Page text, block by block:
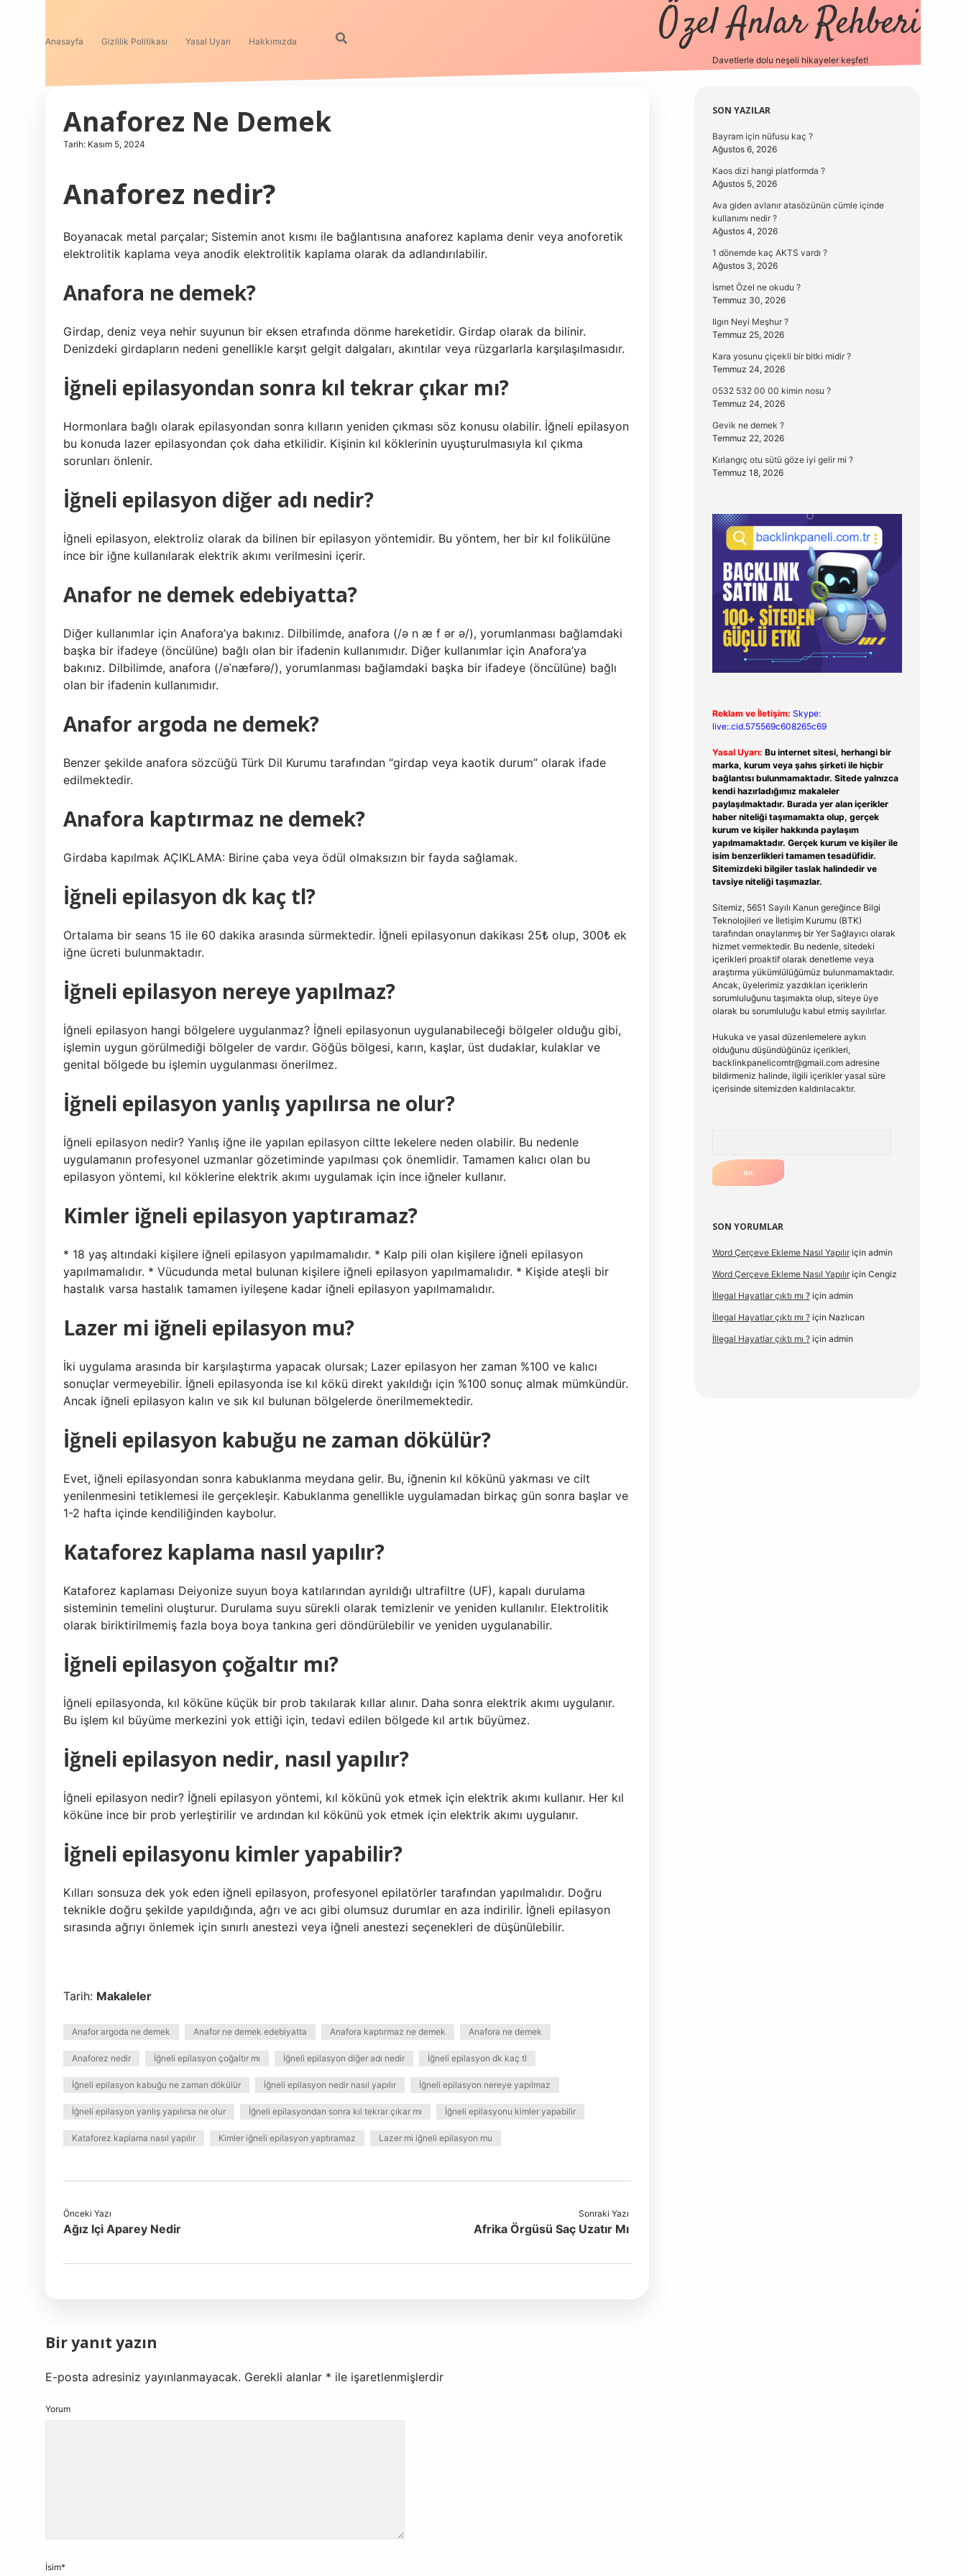
Anasayfa Gizlilik Politikası Yasal Uyarı Hakkımızda Özel Anlar Rehberi
Davetlerle dolu neşeli hikayeler keşfet!
Anaforez Ne Demek
Tarih: Kasım 5, 2024
Anaforez nedir?
Boyanacak metal parçalar; Sistemin anot kısmı ile bağlantısına anaforez kaplama denir veya anoforetik
elektrolitik kaplama veya anodik elektrolitik kaplama olarak da adlandırılabilir.
Anafora ne demek?
Girdap, deniz veya nehir suyunun bir eksen etrafında dönme hareketidir. Girdap olarak da bilinir.
Denizdeki girdapların nedeni genellikle karşıt gelgit dalgaları, akıntılar veya rüzgarlarla karşılaşılmasıdır.
İğneli epilasyondan sonra kıl tekrar çıkar mı?
Hormonlara bağlı olarak epilasyondan sonra kılların yeniden çıkması söz konusu olabilir. İğneli epilasyon
bu konuda lazer epilasyondan çok daha etkilidir. Kişinin kıl köklerinin uyuşturulmasıyla kıl çıkma
sorunları önlenir.
İğneli epilasyon diğer adı nedir?
İğneli epilasyon, elektroliz olarak da bilinen bir epilasyon yöntemidir. Bu yöntem, her bir kıl folikülüne
ince bir iğne kullanılarak elektrik akımı verilmesini içerir.
Anafor ne demek edebiyatta?
Diğer kullanımlar için Anafora’ya bakınız. Dilbilimde, anafora (/ə n æ f ər ə/), yorumlanması bağlamdaki
başka bir ifadeye (öncülüne) bağlı olan bir ifadenin kullanımıdır. Diğer kullanımlar için Anafora’ya
bakınız. Dilbilimde, anafora (/əˈnæfərə/), yorumlanması bağlamdaki başka bir ifadeye (öncülüne) bağlı
olan bir ifadenin kullanımıdır.
Anafor argoda ne demek?
Benzer şekilde anafora sözcüğü Türk Dil Kurumu tarafından “girdap veya kaotik durum” olarak ifade
edilmektedir.
Anafora kaptırmaz ne demek?
Girdaba kapılmak AÇIKLAMA: Birine çaba veya ödül olmaksızın bir fayda sağlamak.
İğneli epilasyon dk kaç tl?
Ortalama bir seans 15 ile 60 dakika arasında sürmektedir. İğneli epilasyonun dakikası 25₺ olup, 300₺ ek
iğne ücreti bulunmaktadır.
İğneli epilasyon nereye yapılmaz?
İğneli epilasyon hangi bölgelere uygulanmaz? İğneli epilasyonun uygulanabileceği bölgeler olduğu gibi,
işlemin uygun görülmediği bölgeler de vardır. Göğüs bölgesi, karın, kaşlar, üst dudaklar, kulaklar ve
genital bölgede bu işlemin uygulanması önerilmez.
İğneli epilasyon yanlış yapılırsa ne olur?
İğneli epilasyon nedir? Yanlış iğne ile yapılan epilasyon ciltte lekelere neden olabilir. Bu nedenle
uygulamanın profesyonel uzmanlar gözetiminde yapılması çok önemlidir. Tamamen kalıcı olan bu
epilasyon yöntemi, kıl köklerine elektrik akımı uygulamak için ince iğneler kullanır.
Kimler iğneli epilasyon yaptıramaz?
* 18 yaş altındaki kişilere iğneli epilasyon yapılmamalıdır. * Kalp pili olan kişilere iğneli epilasyon
yapılmamalıdır. * Vücudunda metal bulunan kişilere iğneli epilasyon yapılmamalıdır. * Kişide ateşli bir
hastalık varsa hastalık tamamen iyileşene kadar iğneli epilasyon yapılmamalıdır.
Lazer mi iğneli epilasyon mu?
İki uygulama arasında bir karşılaştırma yapacak olursak; Lazer epilasyon her zaman %100 ve kalıcı
sonuçlar vermeyebilir. İğneli epilasyonda ise kıl kökü direkt yakıldığı için %100 sonuç almak mümkündür.
Ancak iğneli epilasyon kalın ve sık kıl bulunan bölgelerde önerilmemektedir.
İğneli epilasyon kabuğu ne zaman dökülür?
Evet, iğneli epilasyondan sonra kabuklanma meydana gelir. Bu, iğnenin kıl kökünü yakması ve cilt
yenilenmesini tetiklemesi ile gerçekleşir. Kabuklanma genellikle uygulamadan birkaç gün sonra başlar ve
1-2 hafta içinde kendiliğinden kaybolur.
Kataforez kaplama nasıl yapılır?
Kataforez kaplaması Deiyonize suyun boya katılarından ayrıldığı ultrafiltre (UF), kapalı durulama
sisteminin temelini oluşturur. Durulama suyu sürekli olarak temizlenir ve yeniden kullanılır. Elektrolitik
olarak biriktirilmemiş fazla boya boya tankına geri döndürülebilir ve yeniden uygulanabilir.
İğneli epilasyon çoğaltır mı?
İğneli epilasyonda, kıl köküne küçük bir prob takılarak kıllar alınır. Daha sonra elektrik akımı uygulanır.
Bu işlem kıl büyüme merkezini yok ettiği için, tedavi edilen bölgede kıl artık büyümez.
İğneli epilasyon nedir, nasıl yapılır?
İğneli epilasyon nedir? İğneli epilasyon yöntemi, kıl kökünü yok etmek için elektrik akımı kullanır. Her kıl
köküne ince bir prob yerleştirilir ve ardından kıl kökünü yok etmek için elektrik akımı uygulanır.
İğneli epilasyonu kimler yapabilir?
Kılları sonsuza dek yok eden iğneli epilasyon, profesyonel epilatörler tarafından yapılmalıdır. Doğru
teknikle doğru şekilde yapıldığında, ağrı ve acı gibi olumsuz durumlar en aza indirilir. İğneli epilasyon
sırasında ağrıyı önlemek için sınırlı anestezi veya iğneli anestezi seçenekleri de düşünülebilir.
Tarih: Makaleler
Anafor argoda ne demek Anafor ne demek edebiyatta Anafora kaptırmaz ne demek Anafora ne demek
Anaforez nedir İğneli epilasyon çoğaltır mı İğneli epilasyon diğer adı nedir İğneli epilasyon dk kaç tl
İğneli epilasyon kabuğu ne zaman dökülür İğneli epilasyon nedir nasıl yapılır İğneli epilasyon nereye yapılmaz
İğneli epilasyon yanlış yapılırsa ne olur İğneli epilasyondan sonra kıl tekrar çıkar mı İğneli epilasyonu kimler yapabilir
Kataforez kaplama nasıl yapılır Kimler iğneli epilasyon yaptıramaz Lazer mi iğneli epilasyon mu
Önceki Yazı
Ağız Içi Aparey Nedir
Sonraki Yazı
Afrika Örgüsü Saç Uzatır Mı
Bir yanıt yazın
E-posta adresiniz yayınlanmayacak. Gerekli alanlar * ile işaretlenmişlerdir
Yorum
İsim*
Sidebar
SON YAZILAR
Bayram için nüfusu kaç ?
Ağustos 6, 2026
Kaos dizi hangi platformda ?
Ağustos 5, 2026
Ava giden avlanır atasözünün cümle içinde
kullanımı nedir ?
Ağustos 4, 2026
1 dönemde kaç AKTS vardı ?
Ağustos 3, 2026
İsmet Özel ne okudu ?
Temmuz 30, 2026
Ilgın Neyi Meşhur ?
Temmuz 25, 2026
Kara yosunu çiçekli bir bitki midir ?
Temmuz 24, 2026
0532 532 00 00 kimin nosu ?
Temmuz 24, 2026
Gevik ne demek ?
Temmuz 22, 2026
Kırlangıç otu sütü göze iyi gelir mi ?
Temmuz 18, 2026
Reklam ve İletişim: Skype:
live:.cid.575569c608265c69
Yasal Uyarı: Bu internet sitesi, herhangi bir
marka, kurum veya şahıs şirketi ile hiçbir
bağlantısı bulunmamaktadır. Sitede yalnızca
kendi hazırladığımız makaleler
paylaşılmaktadır. Burada yer alan içerikler
haber niteliği taşımamakta olup, gerçek
kurum ve kişiler hakkında paylaşım
yapılmamaktadır. Gerçek kurum ve kişiler ile
isim benzerlikleri tamamen tesadüfidir.
Sitemizdeki bilgiler taslak halindedir ve
tavsiye niteliği taşımazlar.
Sitemiz, 5651 Sayılı Kanun gereğince Bilgi
Teknolojileri ve İletişim Kurumu (BTK)
tarafından onaylanmış bir Yer Sağlayıcı olarak
hizmet vermektedir. Bu nedenle, sitedeki
içerikleri proaktif olarak denetleme veya
araştırma yükümlülüğümüz bulunmamaktadır.
Ancak, üyelerimiz yazdıkları içeriklerin
sorumluluğunu taşımakta olup, siteye üye
olarak bu sorumluluğu kabul etmiş sayılırlar.
Hukuka ve yasal düzenlemelere aykırı
olduğunu düşündüğünüz içerikleri,
backlinkpanelicomtr@gmail.comadresine
bildirmeniz halinde, ilgili içerikler yasal süre
içerisinde sitemizden kaldırılacaktır.
SON YORUMLAR
Word Çerçeve Ekleme Nasıl Yapılıriçin admin
Word Çerçeve Ekleme Nasıl Yapılıriçin Cengiz
İllegal Hayatlar çıktı mı ?için admin
İllegal Hayatlar çıktı mı ?için Nazlıcan
İllegal Hayatlar çıktı mı ?için admin